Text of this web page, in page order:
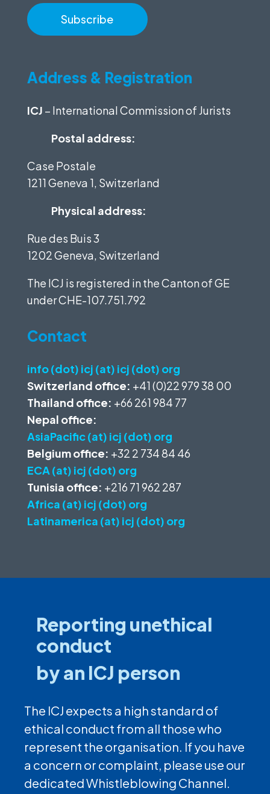
Address & Registration
ICJ – International Commission of Jurists
Postal address:
Case Postale
1211 Geneva 1, Switzerland
Physical address:
Rue des Buis 3
1202 Geneva, Switzerland
The ICJ is registered in the Canton of GE
underCHE-107.751.792
Contact
info (dot) icj (at) icj (dot) org
Switzerland office: +41 (0)22 979 38 00
Thailand office: +66 261 984 77
Nepal office:
AsiaPacific (at) icj (dot) org
Belgium office: +32 2 734 84 46
ECA (at) icj (dot) org
Tunisia office: +216 71 962 287
Africa (at) icj (dot) org
Latinamerica (at) icj (dot) org
Reporting unethical
conduct
by an ICJ person
The ICJ expects a high standard of
ethical conduct from all those who
represent the organisation. If you have
a concern or complaint, please use our
dedicated Whistleblowing Channel.